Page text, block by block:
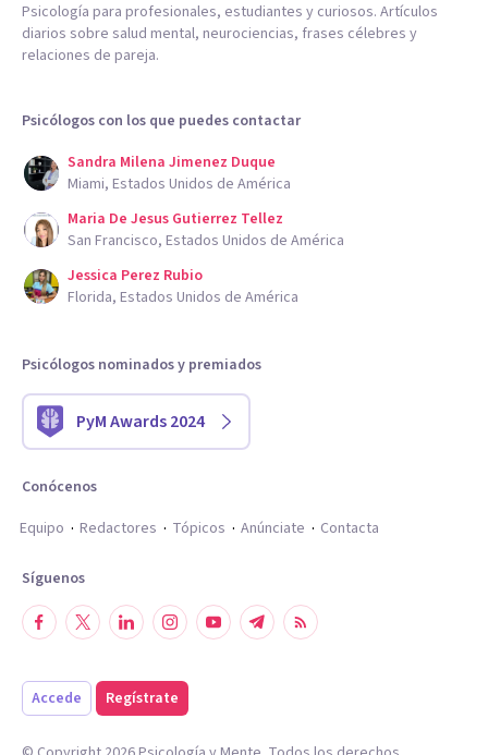
Psicología para profesionales, estudiantes y curiosos. Artículos
diarios sobre salud mental, neurociencias, frases célebres y
relaciones de pareja.
Psicólogos con los que puedes contactar
Sandra Milena Jimenez Duque
Miami, Estados Unidos de América
Maria De Jesus Gutierrez Tellez
San Francisco, Estados Unidos de América
Jessica Perez Rubio
Florida, Estados Unidos de América
Psicólogos nominados y premiados
PyM Awards 2024
Conócenos
Equipo
Redactores Tópicos Anúnciate Contacta
Síguenos
Accede Regístrate